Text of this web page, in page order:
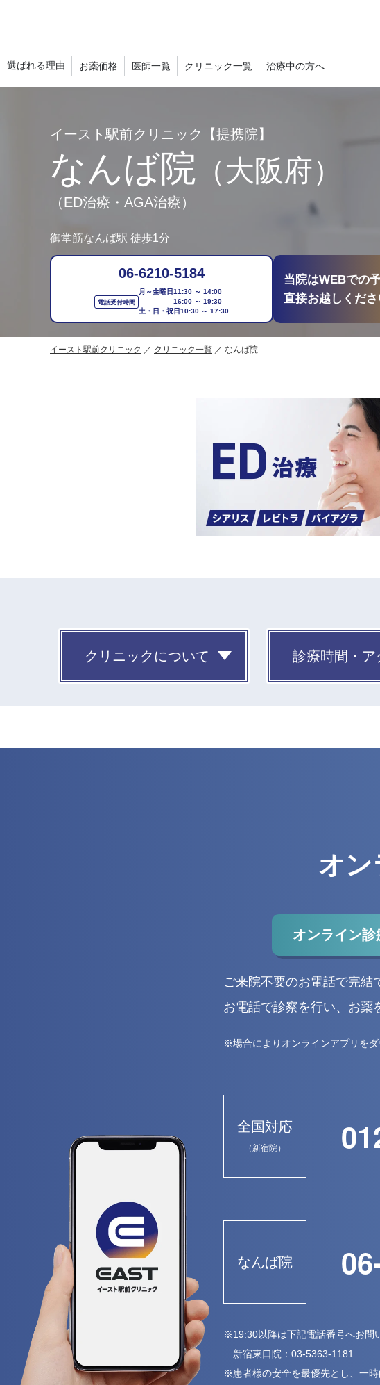
選ばれる理由 お薬価格 医師一覧 クリニック一覧 治療中の方へ
イースト駅前クリニック【提携院】
なんば院 （大阪府）
（ED治療・AGA治療）
御堂筋なんば駅 徒歩1分
06-6210-5184
電話受付時間
月～金曜日11:30 ～ 14:00
16:00 ～ 19:30
土・日・祝日10:30 ～ 17:30
当院はWEBでの
直接お越しくださ
イースト駅前クリニック クリニック一覧 なんば院
クリニックについて 診療時間・ア
オン
オンライン診
ご来院不要のお電話で完結
お電話で診察を行い、お薬
※場合によりオンラインアプリをダ
なんば院
全国対応
（新宿院）
※19:30以降は下記電話番号へお問
新宿東口院： 03-5363-1181
※患者様の安全を最優先とし、 一時